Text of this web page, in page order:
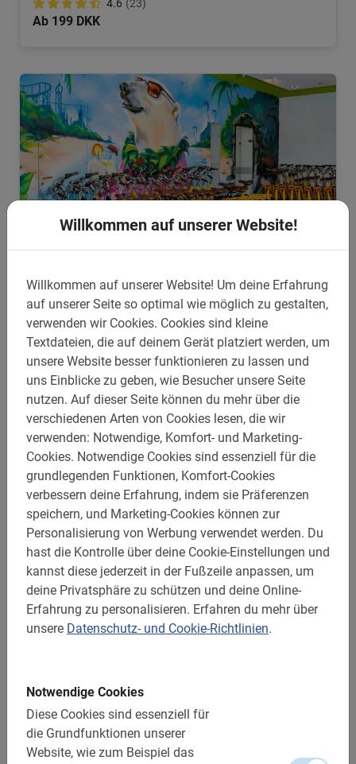
Willkommen auf unserer Website!
Willkommen auf unserer Website! Um deine Erfahrung
auf unserer Seite so optimal wie möglich zu gestalten,
verwenden wir Cookies. Cookies sind kleine
Textdateien, die auf deinem Gerät platziert werden, um
unsere Website besser funktionieren zu lassen und
uns Einblicke zu geben, wie Besucher unsere Seite
nutzen. Auf dieser Seite können du mehr über die
verschiedenen Arten von Cookies lesen, die wir
verwenden: Notwendige, Komfort- und Marketing-
Cookies. Notwendige Cookies sind essenziell für die
grundlegenden Funktionen, Komfort-Cookies
verbessern deine Erfahrung, indem sie Präferenzen
speichern, und Marketing-Cookies können zur
Personalisierung von Werbung verwendet werden. Du
hast die Kontrolle über deine Cookie-Einstellungen und
kannst diese jederzeit in der Fußzeile anpassen, um
deine Privatsphäre zu schützen und deine Online-
Erfahrung zu personalisieren. Erfahren du mehr über
unsere Datenschutz- und Cookie-Richtlinien.
Notwendige Cookies
Diese Cookies sind essenziell für
die Grundfunktionen unserer
Website, wie zum Beispiel das
4.6 (23)
Ab 199 DKK
3 Std.
Kopenhagen Architektur und
Nachhaltigkeit Tour
Radle auf der "Cykelslangen" und weiteren zauberhaften
Radwegen zu Hotspots der nachhaltigen Architektur.
Kopenhagen setzt Trends!
(3)
449 DKK
Sehr gut
Dies ist, was unsere Kunden lieben
Kopenhagen mit dem Fahrrad
Schöne Stadtrundfahrt durch
Kopenhagen, wir haben alle Highlights
und teilte interessante
Zusatzinformationen.
Ineke List
27. Juli 2026